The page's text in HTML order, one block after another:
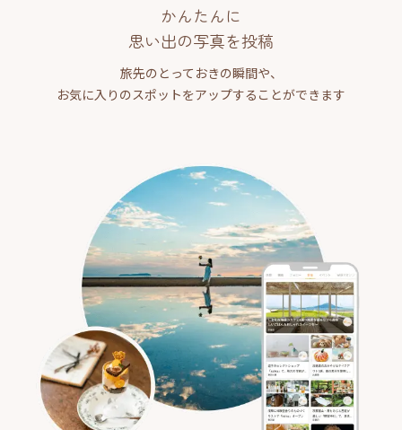
かんたんに
思い出の写真を投稿
旅先のとっておきの瞬間や、
お気に入りのスポットをアップすることができます